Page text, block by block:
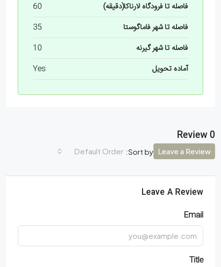
فاصله تا فرودگاه لارناکا(دقیقه)
60
فاصله تا شهر فاماگوستا
35
فاصله تا شهر گیرنه
10
آماده تحویل
Yes
0 Review
Sort by:
Default Order Leave a Review
Leave A Review
Email
Title